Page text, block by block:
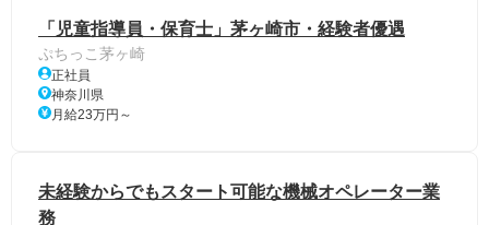
「児童指導員・保育士」茅ヶ崎市・経験者優遇
ぷちっこ茅ヶ崎
正社員
神奈川県
月給23万円～
未経験からでもスタート可能な機械オペレーター業
務